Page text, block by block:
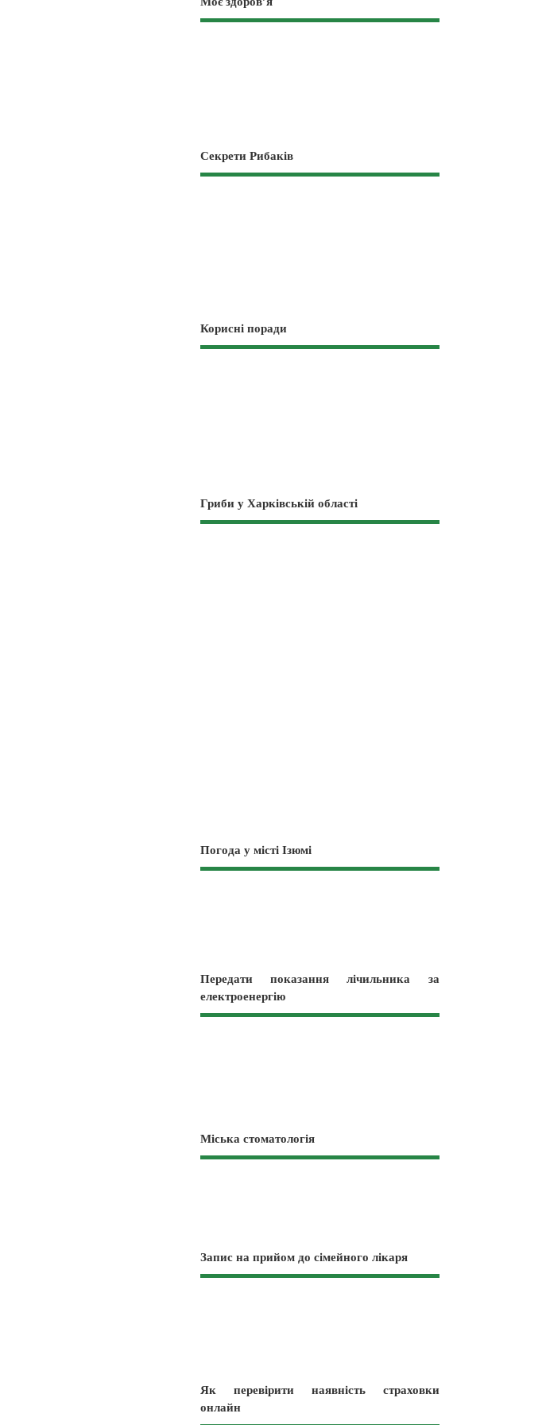
Секрети Рибаків
Корисні поради
Гриби у Харківській області
Погода у місті Ізюмі
Передати показання лічильника за
електроенергію
Міська стоматологія
Запис на прийом до сімейного лікаря
Як перевірити наявність страховки
онлайн